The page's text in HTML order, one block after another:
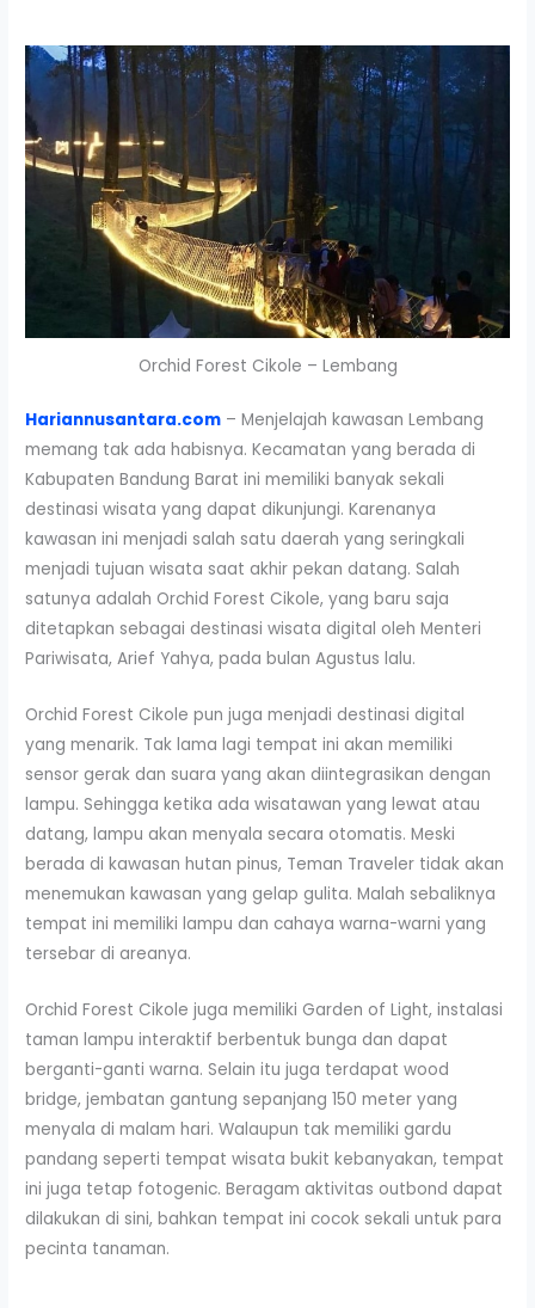
Orchid Forest Cikole – Lembang
Hariannusantara.com – Menjelajah kawasan Lembang
memang tak ada habisnya. Kecamatan yang berada di
Kabupaten Bandung Barat ini memiliki banyak sekali
destinasi wisata yang dapat dikunjungi. Karenanya
kawasan ini menjadi salah satu daerah yang seringkali
menjadi tujuan wisata saat akhir pekan datang. Salah
satunya adalah Orchid Forest Cikole, yang baru saja
ditetapkan sebagai destinasi wisata digital oleh Menteri
Pariwisata, Arief Yahya, pada bulan Agustus lalu.
Orchid Forest Cikole pun juga menjadi destinasi digital
yang menarik. Tak lama lagi tempat ini akan memiliki
sensor gerak dan suara yang akan diintegrasikan dengan
lampu. Sehingga ketika ada wisatawan yang lewat atau
datang, lampu akan menyala secara otomatis. Meski
berada di kawasan hutan pinus, Teman Traveler tidak akan
menemukan kawasan yang gelap gulita. Malah sebaliknya
tempat ini memiliki lampu dan cahaya warna-warni yang
tersebar di areanya.
Orchid Forest Cikole juga memiliki Garden of Light, instalasi
taman lampu interaktif berbentuk bunga dan dapat
berganti-ganti warna. Selain itu juga terdapat wood
bridge, jembatan gantung sepanjang 150 meter yang
menyala di malam hari. Walaupun tak memiliki gardu
pandang seperti tempat wisata bukit kebanyakan, tempat
ini juga tetap fotogenic. Beragam aktivitas outbond dapat
dilakukan di sini, bahkan tempat ini cocok sekali untuk para
pecinta tanaman.